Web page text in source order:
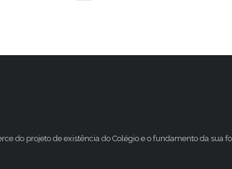
do projeto de existência do Colégio e o fundamento da sua